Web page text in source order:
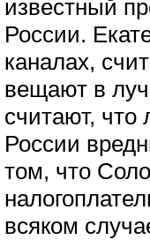
известный
России.
каналах,
вещают в
считают,
России
том, что
всяком